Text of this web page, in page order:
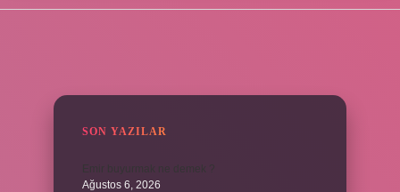
SON YAZILAR
Ağustos 6, 2026